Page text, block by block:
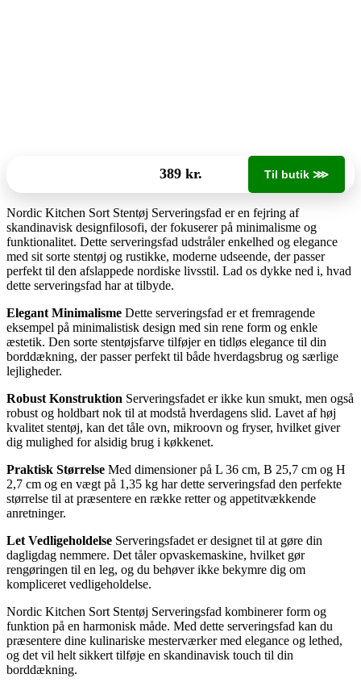
389 kr. Til butik ⋙
Nordic Kitchen Sort Stentøj Serveringsfad er en fejring af
skandinavisk designfilosofi, der fokuserer på minimalisme og
funktionalitet. Dette serveringsfad udstråler enkelhed og elegance
med sit sorte stentøj og rustikke, moderne udseende, der passer
perfekt til den afslappede nordiske livsstil. Lad os dykke ned i, hvad
dette serveringsfad har at tilbyde.
Elegant Minimalisme Dette serveringsfad er et fremragende
eksempel på minimalistisk design med sin rene form og enkle
æstetik. Den sorte stentøjsfarve tilføjer en tidløs elegance til din
borddækning, der passer perfekt til både hverdagsbrug og særlige
lejligheder.
Robust Konstruktion Serveringsfadet er ikke kun smukt, men også
robust og holdbart nok til at modstå hverdagens slid. Lavet af høj
kvalitet stentøj, kan det tåle ovn, mikroovn og fryser, hvilket giver
dig mulighed for alsidig brug i køkkenet.
Praktisk Størrelse Med dimensioner på L 36 cm, B 25,7 cm og H
2,7 cm og en vægt på 1,35 kg har dette serveringsfad den perfekte
størrelse til at præsentere en række retter og appetitvækkende
anretninger.
Let Vedligeholdelse Serveringsfadet er designet til at gøre din
dagligdag nemmere. Det tåler opvaskemaskine, hvilket gør
rengøringen til en leg, og du behøver ikke bekymre dig om
kompliceret vedligeholdelse.
Nordic Kitchen Sort Stentøj Serveringsfad kombinerer form og
funktion på en harmonisk måde. Med dette serveringsfad kan du
præsentere dine kulinariske mesterværker med elegance og lethed,
og det vil helt sikkert tilføje en skandinavisk touch til din
borddækning.